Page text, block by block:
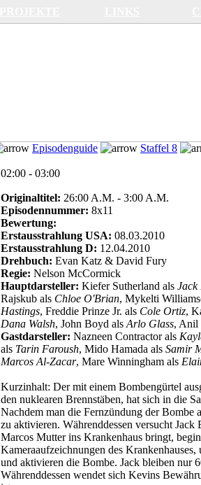
Episodenguide
Staffel 8
02:00 - 03:00
Originaltitel: 26:00 A.M. - 3:00 A.M.
Episodennummer: 8x11
Bewertung:
Erstausstrahlung USA: 08.03.2010
Erstausstrahlung D: 12.04.2010
Drehbuch: Evan Katz & David Fury
Regie: Nelson McCormick
Hauptdarsteller: Kiefer Sutherland als Jack
Rajskub als Chloe O'Brian, Mykelti
Hastings, Freddie Prinze Jr. als Cole Ortiz,
Dana Walsh, John Boyd als Arlo Glass, Anil
Gastdarsteller: Nazneen Contractor als
als Tarin Faroush, Mido Hamada als Samir
Marcos Al-Zacar, Mare Winningham als
Kurzinhalt: Der mit einem Bombengürtel
den nuklearen Brennstäben, hat sich in die
Nachdem man die Fernzündung der Bombe
zu aktivieren. Währenddessen versucht
Marcos Mutter ins Krankenhaus bringt,
Kameraaufzeichnungen des
und aktivieren die Bombe. Jack bleiben nur
Währenddessen wendet sich Kevins